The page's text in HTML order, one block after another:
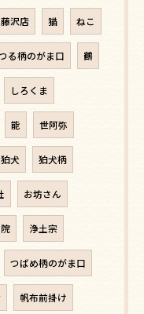
沢店 猫 ねこ
る柄のがま口 鶴
しろくま
能 世阿弥
狛犬 狛犬柄
お坊さん
浄土宗
つばめ柄のがま口
帆布前掛け